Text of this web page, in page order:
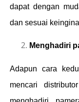
dapat dengan
dan sesuai
Menghadiri
Adapun cara
mencari